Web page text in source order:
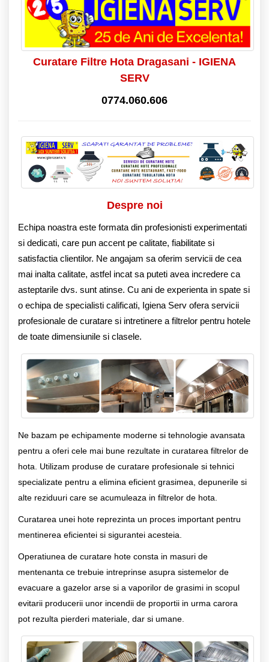
Curatare Filtre Hota Dragasani - IGIENA
SERV
0774.060.606
Despre noi
Echipa noastra este formata din profesionisti experimentati
si dedicati, care pun accent pe calitate, fiabilitate si
satisfactia clientilor. Ne angajam sa oferim servicii de cea
mai inalta calitate, astfel incat sa puteti avea incredere ca
asteptarile dvs. sunt atinse. Cu ani de experienta in spate si
o echipa de specialisti calificati, Igiena Serv ofera servicii
profesionale de curatare si intretinere a filtrelor pentru hotele
de toate dimensiunile si clasele.
Ne bazam pe echipamente moderne si tehnologie avansata
pentru a oferi cele mai bune rezultate in curatarea filtrelor de
hota. Utilizam produse de curatare profesionale si tehnici
specializate pentru a elimina eficient grasimea, depunerile si
alte reziduuri care se acumuleaza in filtrelor de hota.
Curatarea unei hote reprezinta un proces important pentru
mentinerea eficientei si sigurantei acesteia.
Operatiunea de curatare hote consta in masuri de
mentenanta ce trebuie intreprinse asupra sistemelor de
evacuare a gazelor arse si a vaporilor de grasimi in scopul
evitarii producerii unor incendii de proportii in urma carora
pot rezulta pierderi materiale, dar si umane.